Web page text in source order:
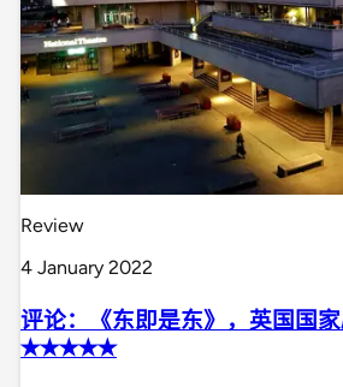
Review
4 January 2022
评论：《东即是东》，英国国
✭✭✭✭✭